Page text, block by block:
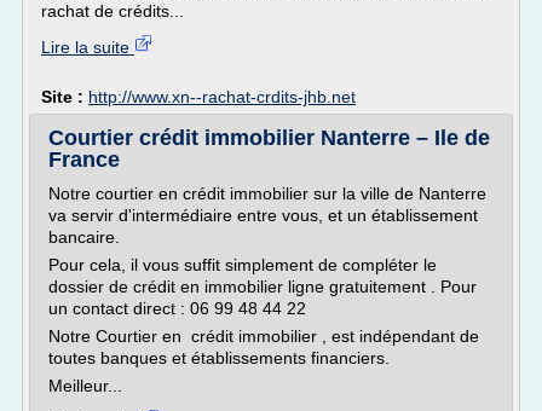
rachat de crédits...
Lire la suite
Site : http://www.xn--rachat-crdits-jhb.net
Courtier crédit immobilier Nanterre – Ile de
France
Notre courtier en crédit immobilier sur la ville de Nanterre
va servir d'intermédiaire entre vous, et un établissement
bancaire.
Pour cela, il vous suffit simplement de compléter le
dossier de crédit en immobilier ligne gratuitement . Pour
un contact direct : 06 99 48 44 22
Notre Courtier en crédit immobilier , est indépendant de
toutes banques et établissements financiers.
Meilleur...